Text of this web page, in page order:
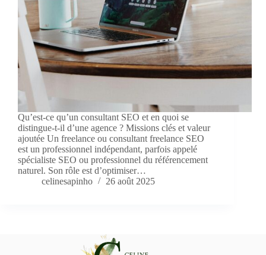
Qu’est-ce qu’un consultant SEO et en quoi se
distingue-t-il d’une agence ? Missions clés et valeur
ajoutée Un freelance ou consultant freelance SEO
est un professionnel indépendant, parfois appelé
spécialiste SEO ou professionnel du référencement
naturel. Son rôle est d’optimiser…
celinesapinho
26 août 2025